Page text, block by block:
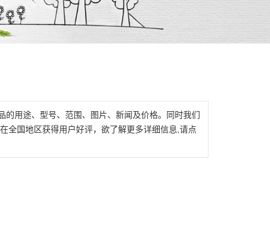
的用途、型号、范围、图片、新闻及价格。同时我们
全国地区获得用户好评，欲了解更多详细信息,请点